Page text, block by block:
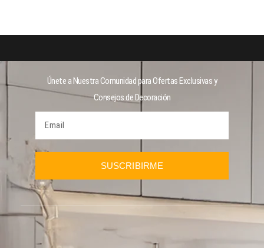
Únete a Nuestra Comunidad para Ofertas Exclusivas y
Consejos de Decoración
SUSCRIBIRME